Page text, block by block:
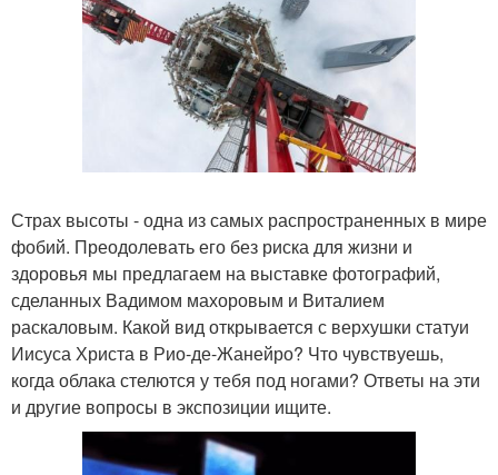
Страх высоты - одна из самых распространенных в мире
фобий. Преодолевать его без риска для жизни и
здоровья мы предлагаем на выставке фотографий,
сделанных Вадимом махоровым и Виталием
раскаловым. Какой вид открывается с верхушки статуи
Иисуса Христа в Рио-де-Жанейро? Что чувствуешь,
когда облака стелются у тебя под ногами? Ответы на эти
и другие вопросы в экспозиции ищите.